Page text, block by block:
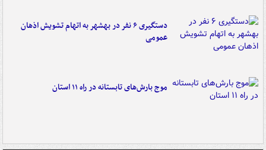
دستگیری ۶ نفر در بهشهر به اتهام تشویش اذهان
عمومی
موج بارش‌های تابستانه در راه ۱۱ استان